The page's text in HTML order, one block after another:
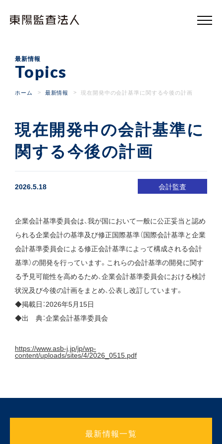
陽
最新情報
Topics
ホーム 最新情報 現在開発中の会計基準に関する今後の計画
現在開発中の会計基準に
関する今後の計画
2026.5.18 会計監査
企業会計基準委員会は、我が国において一般に公正妥当と認め
られる企業会計の基準及び修正国際基準（国際会計基準と企業
会計基準委員会による修正会計基準によって構成される会計
基準）の開発を行っています。これらの会計基準の開発に関す
る予見可能性を高めるため、企業会計基準委員会における検討
状況及び今後の計画をまとめ、公表し改訂しています。
◆掲載日：2026年5月15日
◆出 典：企業会計基準委員会
https://www.asb-j.jp/jp/wp-
content/uploads/sites/4/2026_0515.pdf
最新情報一覧